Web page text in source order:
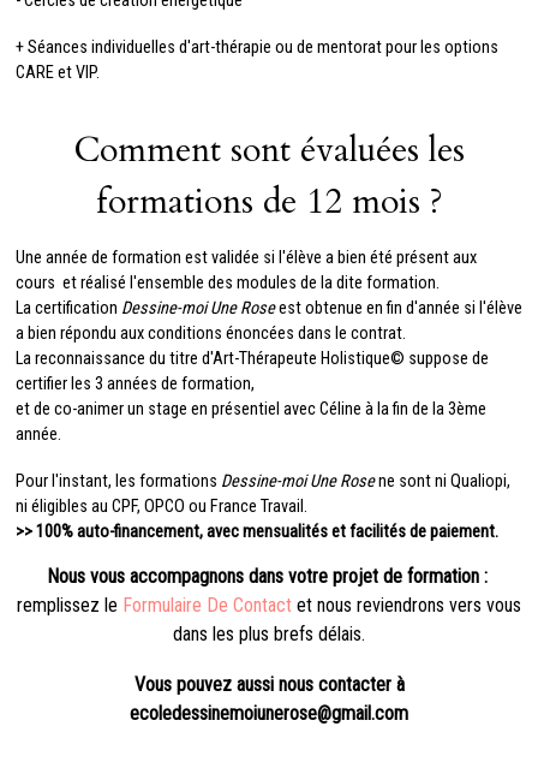
+ Séances individuelles d'art-thérapie ou de mentorat pour les options
CARE et VIP.
Comment sont évaluées les
formations de 12 mois ?
Une année de formation est validée si l'élève a bien été présent aux
cours et réalisé l'ensemble des modules de la dite formation.
La certification Dessine-moi Une Roseest obtenue en fin d'année si l'élève
a bien répondu aux conditions énoncées dans le contrat.
La reconnaissance du titre d'Art-Thérapeute Holistique© suppose de
certifier les 3 années de formation,
et de co-animer un stage en présentiel avec Céline à la fin de la 3ème
année.
Pour l'instant, les formations Dessine-moi Une Rosene sont ni Qualiopi,
ni éligibles au CPF, OPCO ou France Travail.
>> 100% auto-financement, avec mensualités et facilités de paiement.
Nous vous accompagnons dans votre projet de formation :
remplissez le Formulaire De Contact et nous reviendrons vers vous
dans les plus brefs délais.
Vous pouvez aussi nous contacter à
ecoledessinemoiunerose@gmail.com